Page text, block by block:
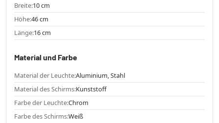
Breite:10 cm
Höhe:46 cm
Länge:16 cm
Material und Farbe
Material der Leuchte:Aluminium, Stahl
Material des Schirms:Kunststoff
Farbe der Leuchte:Chrom
Farbe des Schirms:Weiß